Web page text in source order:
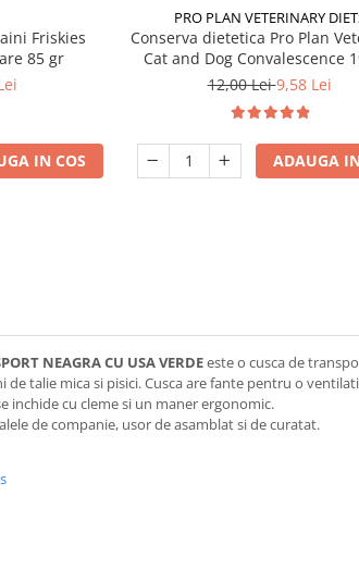
Friskies
85 gr
IN COS
PRO PLAN VETERINARY
Conserva dietetica Pro Plan
Cat and Dog Convalescence
12,00 Lei9,58 Lei
ADAUGA
NEAGRA CU USA VERDEeste o cusca de
de talie mica si pisici. Cusca are fante pentru o
inchide cu cleme si un maner ergonomic.
de companie, usor de asamblat si de curatat.